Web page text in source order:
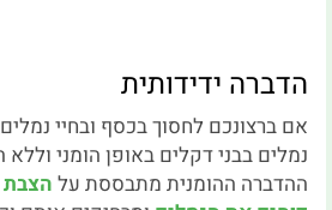
הדברה ידידותית
אם ברצונכם לחסוך בכסף ובחיי
נמלים בבני דקלים באופן הומני
ההדברה ההומנית מתבססת על הצבת